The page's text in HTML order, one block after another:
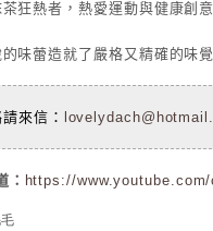
狂熱者，熱愛運動與健康創
味蕾造就了嚴格又精確的味覺
來信：
： https://